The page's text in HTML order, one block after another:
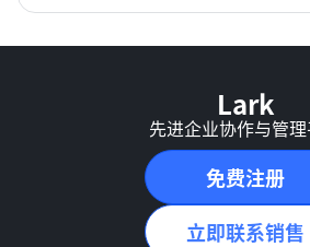
Lark
先进企业协作与管
免费注册
立即联系销售